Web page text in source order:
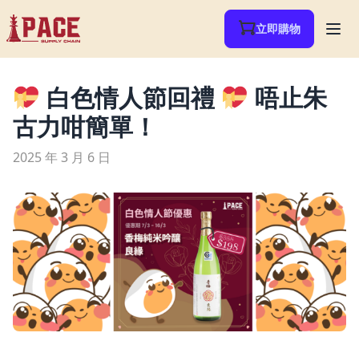
立即購物
白色情人節回禮
唔止朱
古力咁簡單！
2025 年 3 月 6 日